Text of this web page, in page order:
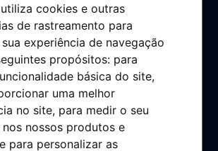
cookies e outras
de rastreamento para
experiência de navegação
propósitos: para
básica do site,
uma melhor
no site, para medir o seu
nos nossos produtos e
para personalizar as